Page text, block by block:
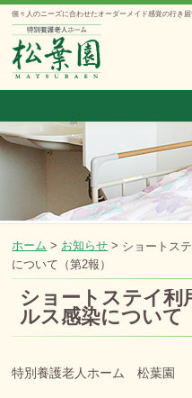
個々人のニーズに合わせたオーダーメイド感覚の行き
ホーム > お知らせ > ショートス
について（第2報）
ショートステイ利
ルス感染について
特別養護老人ホーム 松葉園